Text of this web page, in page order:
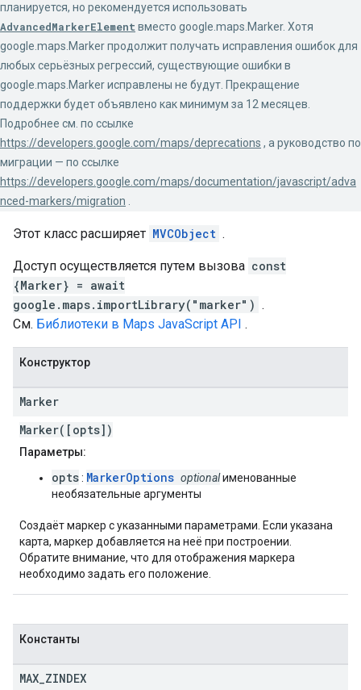
планируется, но рекомендуется использовать
AdvancedMarkerElement вместо google.maps.Marker. Хотя
google.maps.Marker продолжит получать исправления ошибок для
любых серьёзных регрессий, существующие ошибки в
google.maps.Marker исправлены не будут. Прекращение
поддержки будет объявлено как минимум за 12 месяцев.
Подробнее см. по ссылке
https://developers.google.com/maps/deprecations , а руководство по
миграции — по ссылке
https://developers.google.com/maps/documentation/javascript/adva
nced-markers/migration
Этот класс расширяет MVCObject .
Доступ осуществляется путем вызова const
{Marker} = await
google.maps.importLibrary("marker") .
См. Библиотеки в Maps JavaScript API .
Конструктор
Marker
Marker([opts])
Параметры:
opts: MarkerOptions optionalименованные
необязательные аргументы
Создаёт маркер с указанными параметрами. Если указана
карта, маркер добавляется на неё при построении.
Обратите внимание, что для отображения маркера
необходимо задать его положение.
Константы
MAX ZINDEX